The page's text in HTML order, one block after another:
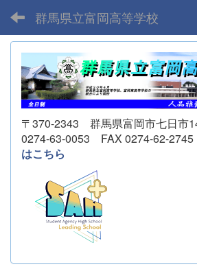
群馬県立富岡高等学校
〒370-2343 群馬県富岡市七日市
0274-63-0053 FAX 0274-62-2745
はこちら